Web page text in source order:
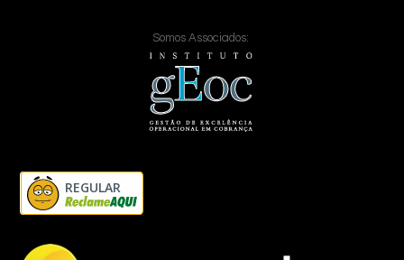
Somos Associados:
REGULAR